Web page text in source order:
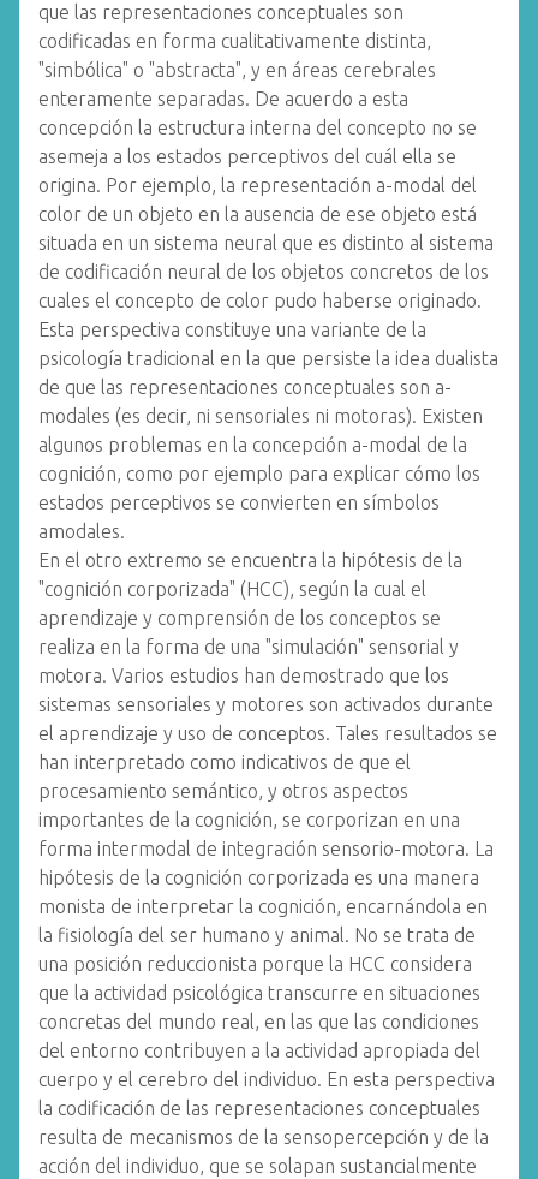
que las representaciones conceptuales son
codificadas en forma cualitativamente distinta,
"simbólica" o "abstracta", y en áreas cerebrales
enteramente separadas. De acuerdo a esta
concepción la estructura interna del concepto no se
asemeja a los estados perceptivos del cuál ella se
origina. Por ejemplo, la representación a-modal del
color de un objeto en la ausencia de ese objeto está
situada en un sistema neural que es distinto al sistema
de codificación neural de los objetos concretos de los
cuales el concepto de color pudo haberse originado.
Esta perspectiva constituye una variante de la
psicología tradicional en la que persiste la idea dualista
de que las representaciones conceptuales son a-
modales (es decir, ni sensoriales ni motoras). Existen
algunos problemas en la concepción a-modal de la
cognición, como por ejemplo para explicar cómo los
estados perceptivos se convierten en símbolos
amodales.
En el otro extremo se encuentra la hipótesis de la
"cognición corporizada" (HCC), según la cual el
aprendizaje y comprensión de los conceptos se
realiza en la forma de una "simulación" sensorial y
motora. Varios estudios han demostrado que los
sistemas sensoriales y motores son activados durante
el aprendizaje y uso de conceptos. Tales resultados se
han interpretado como indicativos de que el
procesamiento semántico, y otros aspectos
importantes de la cognición, se corporizan en una
forma intermodal de integración sensorio-motora. La
hipótesis de la cognición corporizada es una manera
monista de interpretar la cognición, encarnándola en
la fisiología del ser humano y animal. No se trata de
una posición reduccionista porque la HCC considera
que la actividad psicológica transcurre en situaciones
concretas del mundo real, en las que las condiciones
del entorno contribuyen a la actividad apropiada del
cuerpo y el cerebro del individuo. En esta perspectiva
la codificación de las representaciones conceptuales
resulta de mecanismos de la sensopercepción y de la
acción del individuo, que se solapan sustancialmente